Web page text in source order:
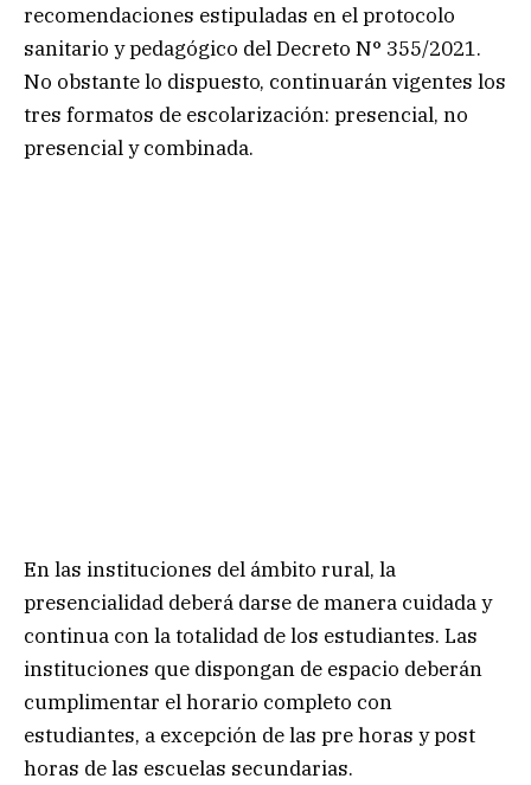
recomendaciones estipuladas en el protocolo
sanitario y pedagógico del Decreto N° 355/2021.
No obstante lo dispuesto, continuarán vigentes los
tres formatos de escolarización: presencial, no
presencial y combinada.
En las instituciones del ámbito rural, la
presencialidad deberá darse de manera cuidada y
continua con la totalidad de los estudiantes. Las
instituciones que dispongan de espacio deberán
cumplimentar el horario completo con
estudiantes, a excepción de las pre horas y post
horas de las escuelas secundarias.